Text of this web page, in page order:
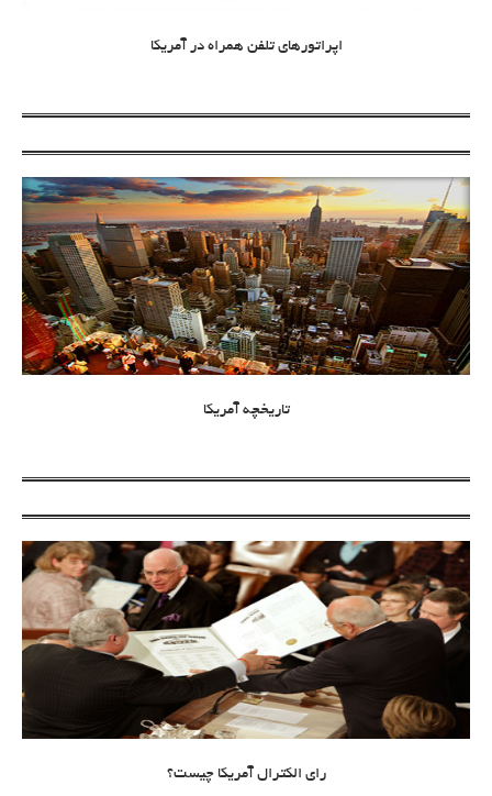
اپراتورهای تلفن همراه در آمریکا
تاریخچه آمریکا
رای الکترال آمریکا چیست؟